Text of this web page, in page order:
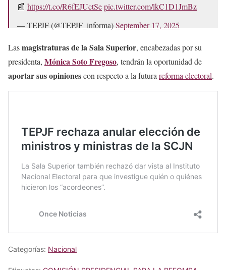
📰 https://t.co/R6fEJUctSepic.twitter.com/lkC1D1JmBz
— TEPJF (@TEPJF_informa)September 17, 2025
Lasmagistraturas de la Sala Superior, encabezadas por su
presidenta, Mónica SotoFregoso, tendrán la oportunidad de
aportar sus opinionescon respecto a la futura reforma electoral.
Categorías: Nacional